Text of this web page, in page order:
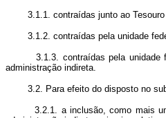
3.1.1. contraídas junto ao Tesouro
3.1.2. contraídas pela unidade
3.1.3. contraídas pela unidade
administração indireta.
3.2. Para efeito do disposto no
3.2.1. a inclusão, como mais uma